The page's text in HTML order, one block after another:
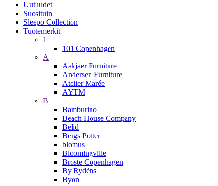
Uutuudet
Suosituin
Sleepo Collection
Tuotemerkit
1
101 Copenhagen
A
Aakjaer Furniture
Andersen Furniture
Atelier Marée
AYTM
B
Bamburino
Beach House Company
Belid
Bergs Potter
blomus
Bloomingville
Broste Copenhagen
By Rydéns
Byon